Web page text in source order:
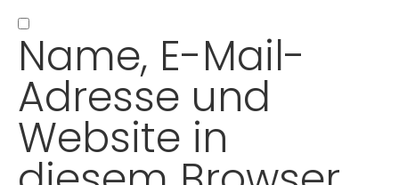
Name, E-Mail-
Adresse und
Website in